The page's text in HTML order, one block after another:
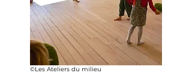
©Les Ateliers du milieu